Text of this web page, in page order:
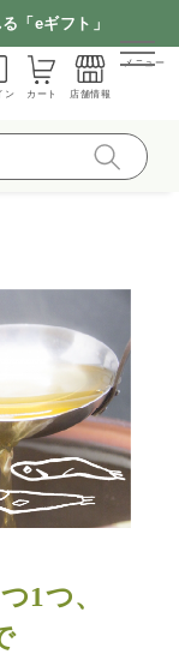
「eギフト」
ン カート 店舗情報
メニュー
1つ、